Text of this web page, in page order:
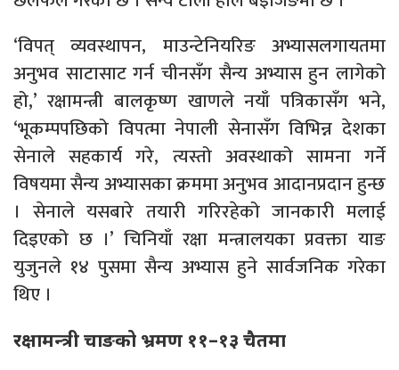
‘विपत् व्यवस्थापन, माउन्टेनियरिङ अभ्यासलगायतमा
अनुभव साटासाट गर्न चीनसँग सैन्य अभ्यास हुन लागेको
हो,’ रक्षामन्त्री बालकृष्ण खाणले नयाँ पत्रिकासँग भने,
‘भूकम्पपछिको विपत्मा नेपाली सेनासँग विभिन्न देशका
सेनाले सहकार्य गरे, त्यस्तो अवस्थाको सामना गर्ने
विषयमा सैन्य अभ्यासका क्रममा अनुभव आदानप्रदान हुन्छ
। सेनाले यसबारे तयारी गरिरहेको जानकारी मलाई
दिइएको छ ।’ चिनियाँ रक्षा मन्त्रालयका प्रवक्ता याङ
युजुनले १४ पुसमा सैन्य अभ्यास हुने सार्वजनिक गरेका
थिए ।
रक्षामन्त्री चाङको भ्रमण ११–१३ चैतमा